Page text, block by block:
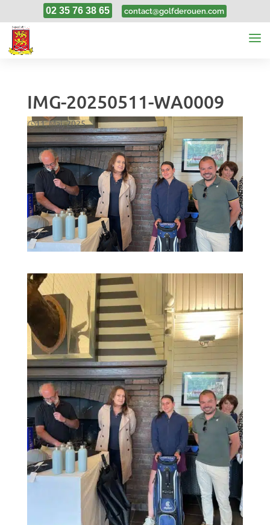
02 35 76 38 65 contact@golfderouen.com
IMG-20250511-WA0009
11, Mai, 2025